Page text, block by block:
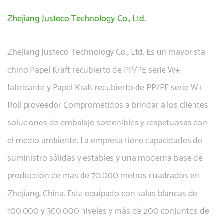
Zhejiang Justeco Technology Co., Ltd.
Zhejiang Justeco Technology Co., Ltd. Es un mayorista
chino Papel Kraft recubierto de PP/PE serie W+
fabricanteyPapel Kraft recubierto de PP/PE serie W+
Roll proveedorComprometidos a brindar a los clientes
soluciones de embalaje sostenibles y respetuosas con
el medio ambiente. La empresa tiene capacidades de
suministro sólidas y estables y una moderna base de
producción de más de 70.000 metros cuadrados en
Zhejiang, China. Está equipado con salas blancas de
100.000 y 300.000 niveles y más de 200 conjuntos de